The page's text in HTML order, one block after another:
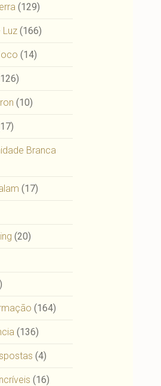
(129)
(166)
(14)
(10)
Branca
(17)
(20)
(164)
(136)
(4)
(16)